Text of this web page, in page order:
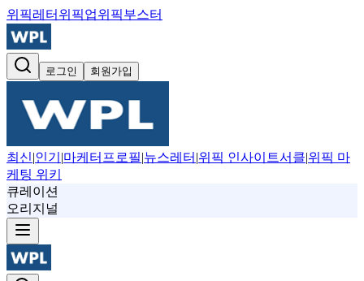
위픽레터 위픽업위픽부스터
로그인 회원가입
최신|인기 |마케터프로필|뉴스레터 |위픽 인사이트서클|위픽 마
케팅 위키
큐레이션
오리지널